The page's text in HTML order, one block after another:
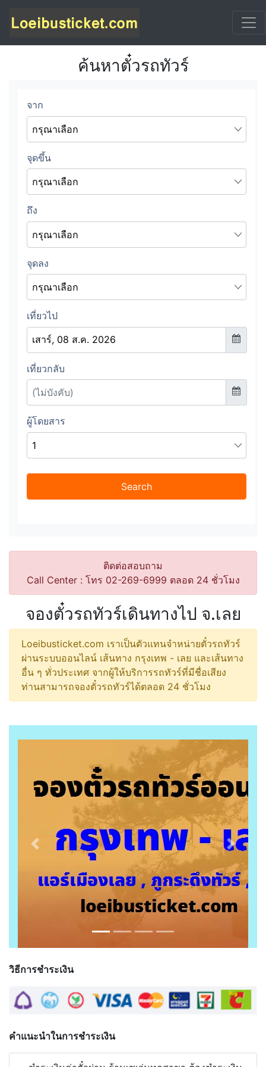
ค้นหาตั๋วรถทัวร์
ติดต่อสอบถาม
Call Center : โทร 02-269-6999 ตลอด 24 ชั่วโมง
จองตั๋วรถทัวร์เดินทางไป จ.เลย
Loeibusticket.com เราเป็นตัวแทนจำหน่ายตั๋วรถทัวร์
ผ่านระบบออนไลน์ เส้นทาง กรุงเทพ - เลย และเส้นทาง
อื่น ๆ ทั่วประเทศ จากผู้ให้บริการรถทัวร์ที่มีชื่อเสียง
ท่านสามารถจองตั๋วรถทัวร์ได้ตลอด 24 ชั่วโมง
Previous Next
วิธีการชำระเงิน
คำแนะนำในการชำระเงิน